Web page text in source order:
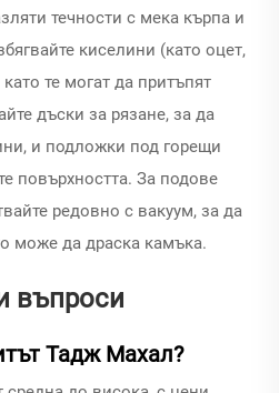
течности с мека кърпа и
киселини (като оцет,
те могат да притъпят
дъски за рязане, за да
и подложки под горещи
повърхността. За подове
редовно с вакуум, за да
може да драска камъка.
въпроси
Тадж Махал?